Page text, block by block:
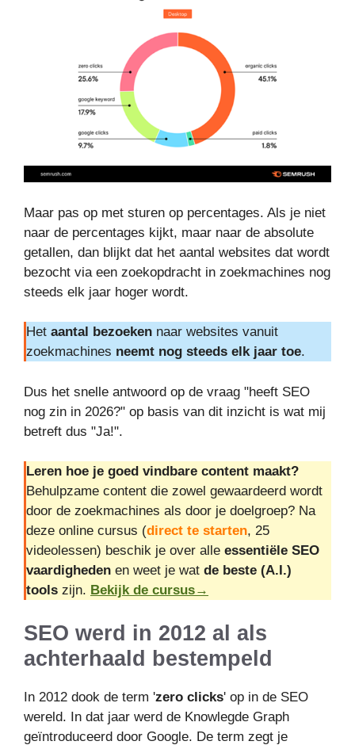
Maar pas op met sturen op percentages. Als je niet
naar de percentages kijkt, maar naar de absolute
getallen, dan blijkt dat het aantal websites dat wordt
bezocht via een zoekopdracht in zoekmachines nog
steeds elk jaar hoger wordt.
Het aantal bezoeken naar websites vanuit
zoekmachines neemt nog steeds elk jaar toe.
Dus het snelle antwoord op de vraag "heeft SEO
nog zin in 2026?" op basis van dit inzicht is wat mij
betreft dus "Ja!".
Leren hoe je goed vindbare content maakt?
Behulpzame content die zowel gewaardeerd wordt
door de zoekmachines als door je doelgroep? Na
deze online cursus (direct te starten, 25
videolessen) beschik je over alle essentiële SEO
vaardigheden en weet je wat de beste (A.I.)
tools zijn. Bekijk de cursus→
SEO werd in 2012 al als
achterhaald bestempeld
In 2012 dook de term 'zero clicks' op in de SEO
wereld. In dat jaar werd de Knowlegde Graph
geïntroduceerd door Google. De term zegt je